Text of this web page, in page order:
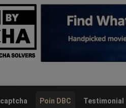
Poin DBC Testimonial